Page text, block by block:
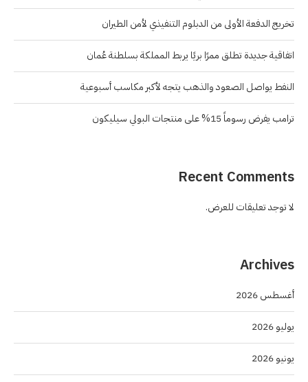
تخريج الدفعة الأولى من الدبلوم التنفيذي لأمن الطيران
اتفاقية جديدة تطلق ممرًا بريًا يربط المملكة بسلطنة عُمان
النفط يواصل الصعود والذهب يتجه لأكبر مكاسب أسبوعية
ترامب يفرض رسوماً 15% على منتجات البولي سيليكون
Recent Comments
لا توجد تعليقات للعرض.
Archives
أغسطس 2026
يوليو 2026
يونيو 2026